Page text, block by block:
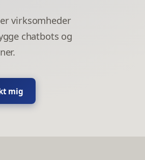
virksomheder
chatbots og
mig